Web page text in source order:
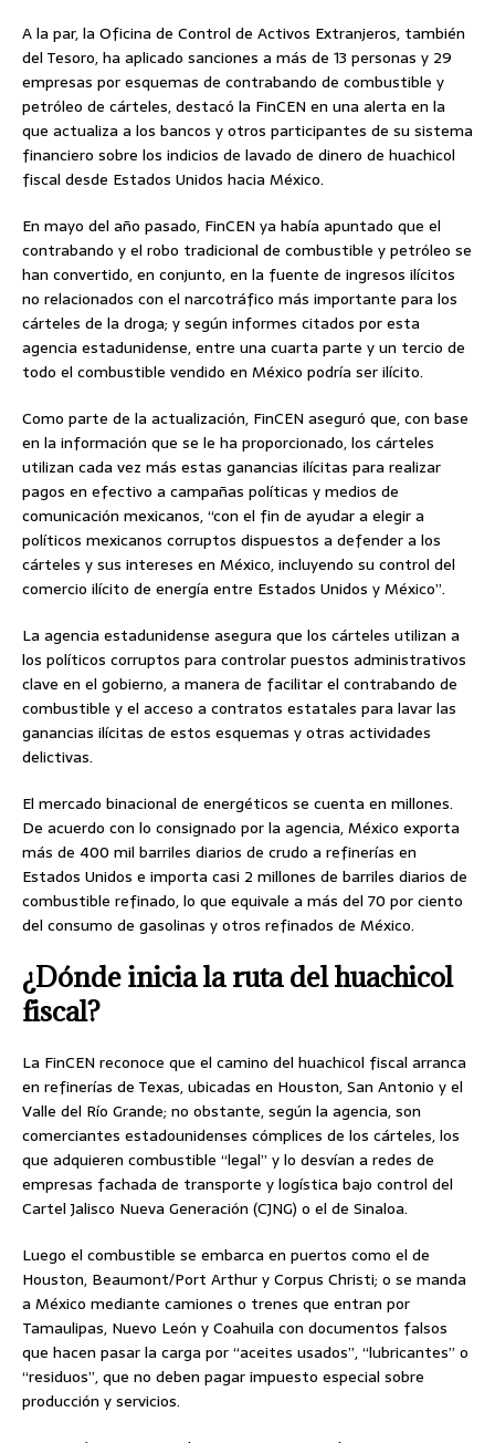
A la par, la Oficina de Control de Activos Extranjeros, también
del Tesoro, ha aplicado sanciones a más de 13 personas y 29
empresas por esquemas de contrabando de combustible y
petróleo de cárteles, destacó la FinCEN en una alerta en la
que actualiza a los bancos y otros participantes de su sistema
financiero sobre los indicios de lavado de dinero de huachicol
fiscal desde Estados Unidos hacia México.
En mayo del año pasado, FinCEN ya había apuntado que el
contrabando y el robo tradicional de combustible y petróleo se
han convertido, en conjunto, en la fuente de ingresos ilícitos
no relacionados con el narcotráfico más importante para los
cárteles de la droga; y según informes citados por esta
agencia estadunidense, entre una cuarta parte y un tercio de
todo el combustible vendido en México podría ser ilícito.
Como parte de la actualización, FinCEN aseguró que, con base
en la información que se le ha proporcionado, los cárteles
utilizan cada vez más estas ganancias ilícitas para realizar
pagos en efectivo a campañas políticas y medios de
comunicación mexicanos, “con el fin de ayudar a elegir a
políticos mexicanos corruptos dispuestos a defender a los
cárteles y sus intereses en México, incluyendo su control del
comercio ilícito de energía entre Estados Unidos y México”.
La agencia estadunidense asegura que los cárteles utilizan a
los políticos corruptos para controlar puestos administrativos
clave en el gobierno, a manera de facilitar el contrabando de
combustible y el acceso a contratos estatales para lavar las
ganancias ilícitas de estos esquemas y otras actividades
delictivas.
El mercado binacional de energéticos se cuenta en millones.
De acuerdo con lo consignado por la agencia, México exporta
más de 400 mil barriles diarios de crudo a refinerías en
Estados Unidos e importa casi 2 millones de barriles diarios de
combustible refinado, lo que equivale a más del 70 por ciento
del consumo de gasolinas y otros refinados de México.
¿Dónde inicia la ruta del huachicol
fiscal?
La FinCEN reconoce que el camino del huachicol fiscal arranca
en refinerías de Texas, ubicadas en Houston, San Antonio y el
Valle del Río Grande; no obstante, según la agencia, son
comerciantes estadounidenses cómplices de los cárteles, los
que adquieren combustible “legal” y lo desvían a redes de
empresas fachada de transporte y logística bajo control del
Cartel Jalisco Nueva Generación (CJNG) o el de Sinaloa.
Luego el combustible se embarca en puertos como el de
Houston, Beaumont/Port Arthur y Corpus Christi; o se manda
a México mediante camiones o trenes que entran por
Tamaulipas, Nuevo León y Coahuila con documentos falsos
que hacen pasar la carga por “aceites usados”, “lubricantes” o
“residuos”, que no deben pagar impuesto especial sobre
producción y servicios.